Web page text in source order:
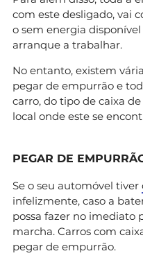
com este desligado, vai
o sem energia
arranque a trabalhar.
No entanto, existem
pegar de empurrão e
carro, do tipo de caixa
local onde este se
PEGAR DE
Se o seu automóvel tiver
infelizmente, caso a
possa fazer no imediato
marcha. Carros com
pegar de empurrão.